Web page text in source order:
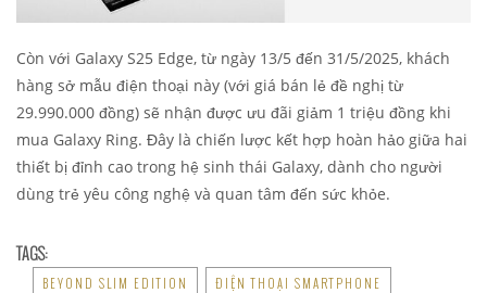
Còn với Galaxy S25 Edge, từ ngày 13/5 đến 31/5/2025, khách
hàng sở mẫu điện thoại này (với giá bán lẻ đề nghị từ
29.990.000 đồng) sẽ nhận được ưu đãi giảm 1 triệu đồng khi
mua Galaxy Ring. Đây là chiến lược kết hợp hoàn hảo giữa hai
thiết bị đỉnh cao trong hệ sinh thái Galaxy, dành cho người
dùng trẻ yêu công nghệ và quan tâm đến sức khỏe.
TAGS:
BEYOND SLIM EDITION ĐIỆN THOẠI SMARTPHONE